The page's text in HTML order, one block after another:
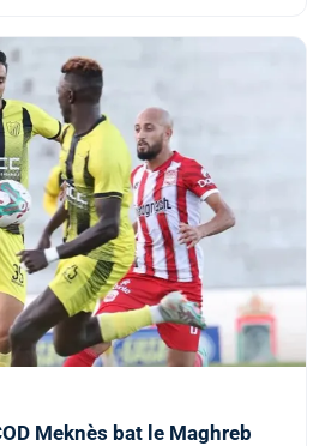
Meknès bat le Maghreb